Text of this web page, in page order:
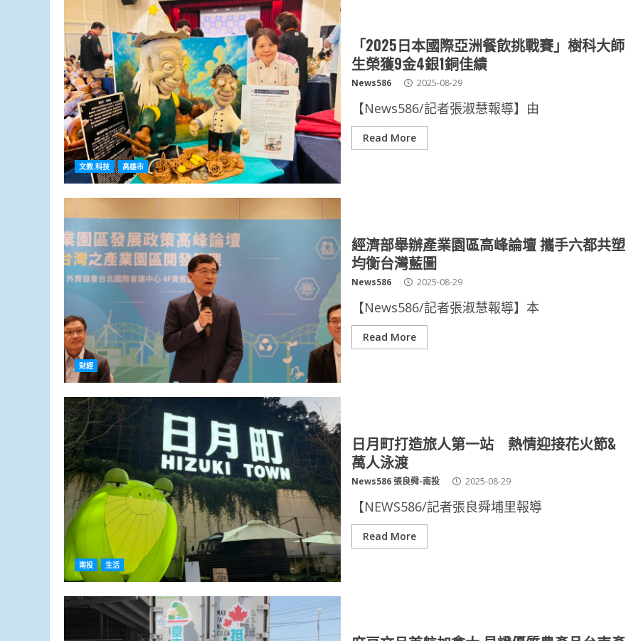
文教.科技 高雄市
「2025日本國際亞洲餐飲挑戰賽」樹科大師
生榮獲9金4銀1銅佳績
News586 2025-08-29
【News586/記者張淑慧報導】由
Read More
財經
經濟部舉辦產業園區高峰論壇 攜手六都共塑
均衡台灣藍圖
News586 2025-08-29
【News586/記者張淑慧報導】本
Read More
南投 生活
日月町打造旅人第一站 熱情迎接花火節&
萬人泳渡
News586 張良舜-南投 2025-08-29
【NEWS586/記者張良舜埔里報導
Read More